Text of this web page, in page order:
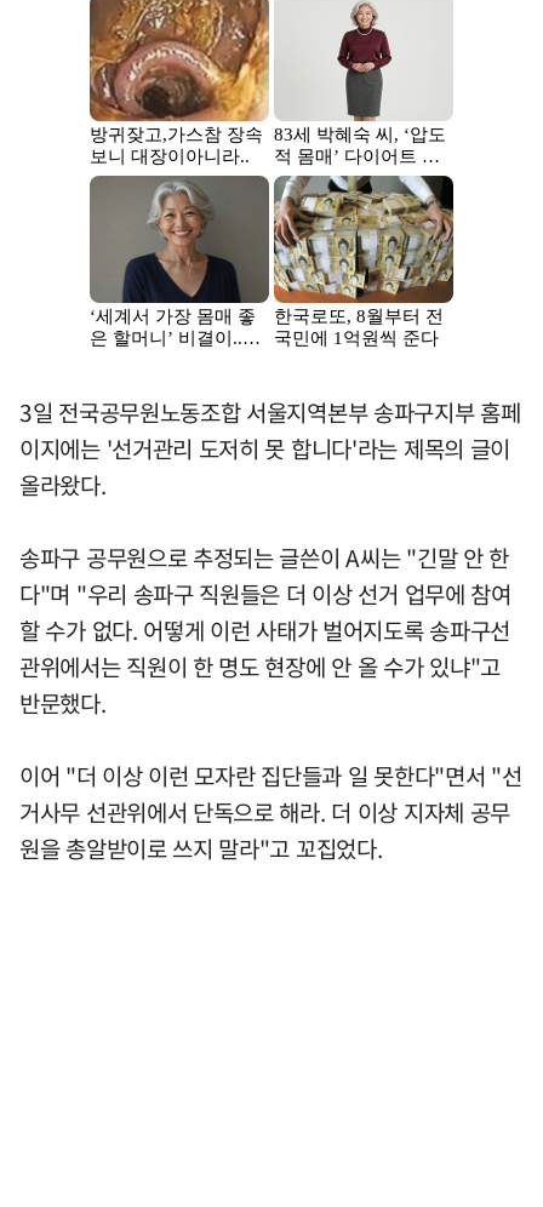
3일 전국공무원노동조합 서울지역본부 송파구지부 홈페
이지에는 '선거관리 도저히 못 합니다'라는 제목의 글이
올라왔다.
송파구 공무원으로 추정되는 글쓴이 A씨는 "긴말 안 한
다"며 "우리 송파구 직원들은 더 이상 선거 업무에 참여
할 수가 없다. 어떻게 이런 사태가 벌어지도록 송파구선
관위에서는 직원이 한 명도 현장에 안 올 수가 있냐"고
반문했다.
이어 "더 이상 이런 모자란 집단들과 일 못한다"면서 "선
거사무 선관위에서 단독으로 해라. 더 이상 지자체 공무
원을 총알받이로 쓰지 말라"고 꼬집었다.